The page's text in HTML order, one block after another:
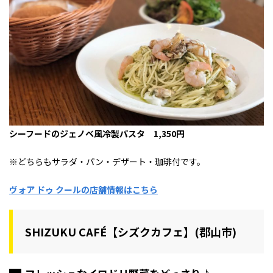
シーフードのジェノベ風冷製パスタ 1,350円
※どちらもサラダ・パン・デザート・珈琲付です。
ヴォア ドゥ クールの店舗情報はこちら
SHIZUKU CAFÉ【シズクカフェ】(郡山市)